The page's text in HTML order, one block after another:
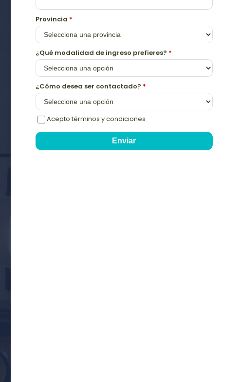
Provincia *
¿Qué modalidad de ingreso prefieres? *
¿Cómo desea ser contactado? *
Acepto términos y condiciones
Enviar